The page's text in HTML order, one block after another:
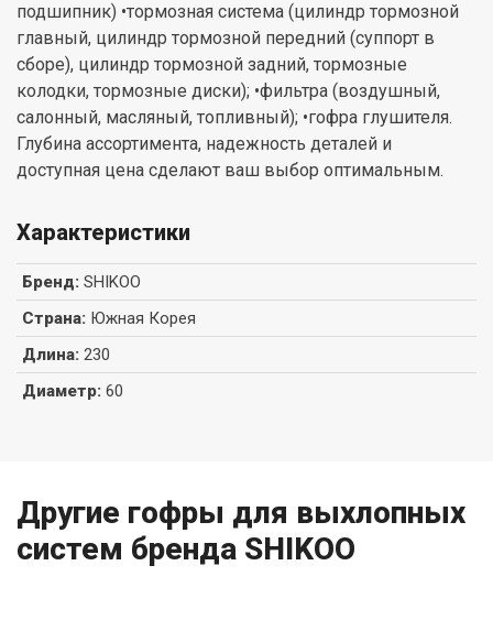
подшипник) •тормозная система (цилиндр тормозной
главный, цилиндр тормозной передний (суппорт в
сборе), цилиндр тормозной задний, тормозные
колодки, тормозные диски); •фильтра (воздушный,
салонный, масляный, топливный); •гофра глушителя.
Глубина ассортимента, надежность деталей и
доступная цена сделают ваш выбор оптимальным.
Характеристики
Бренд: SHIKOO
Страна: Южная Корея
Длина: 230
Диаметр: 60
Другие гофры для выхлопных
систем бренда SHIKOO